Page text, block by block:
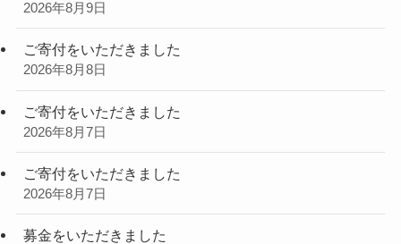
2026年8月9日
ご寄付をいただきました
2026年8月8日
ご寄付をいただきました
2026年8月7日
ご寄付をいただきました
2026年8月7日
募金をいただきました